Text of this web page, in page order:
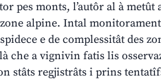
pes monts, l’autôr al à
alpine. Intal
e de complessitât des
che a vignivin fatis lis
stâts regjistrâts i prins